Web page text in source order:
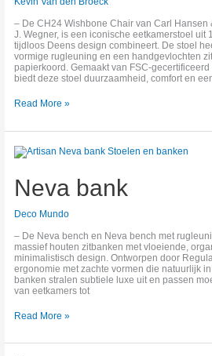
– De CH24 Wishbone Chair van Carl
J. Wegner, is een iconische eetkamerstoel uit
tijdloos Deens design combineert. De stoel
vormige rugleuning en een handgevlochten
papierkoord. Gemaakt van FSC-
biedt deze stoel duurzaamheid, comfort en
Read More »
Neva bank
Deco Mundo
– De Neva bench en Neva bench met
massief houten zitbanken met vloeiende,
minimalistisch design. Ontworpen door
ergonomie met zachte vormen die natuurlijk
banken stralen subtiele luxe uit en passen
van eetkamers tot
Neva
bank
Read More »